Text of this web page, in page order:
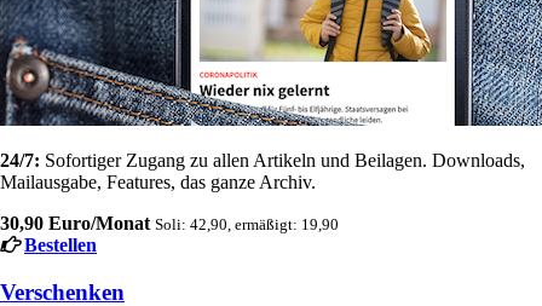
24/7: Sofortiger Zugang zu allen Artikeln und Beilagen. Downloads,
Mailausgabe, Features, das ganze Archiv.
30,90 Euro/Monat Soli: 42,90, ermäßigt: 19,90
Bestellen
Verschenken